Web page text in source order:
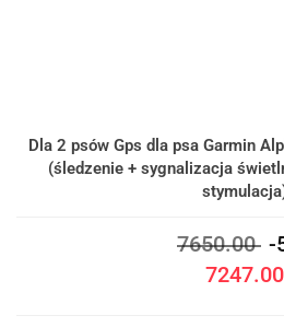
Dla 2 psów Gps dla psa Garmin
(śledzenie + sygnalizacja
7650.00 -
7247.00